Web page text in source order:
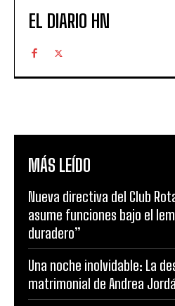
EL DIARIO HN
MÁS LEÍDO
Nueva directiva del Club
asume funciones bajo el
duradero”
Una noche inolvidable: La
matrimonial de Andrea